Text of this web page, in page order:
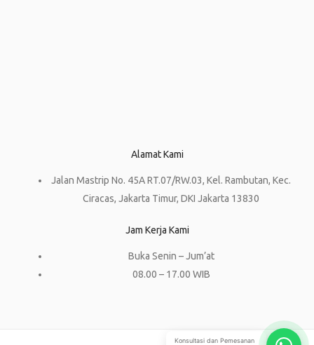
Alamat Kami
Jalan Mastrip No. 45A RT.07/RW.03, Kel. Rambutan, Kec.
Ciracas, Jakarta Timur, DKI Jakarta 13830
Jam Kerja Kami
Buka Senin – Jum’at
08.00 – 17.00 WIB
Konsultasi dan Pemesanan